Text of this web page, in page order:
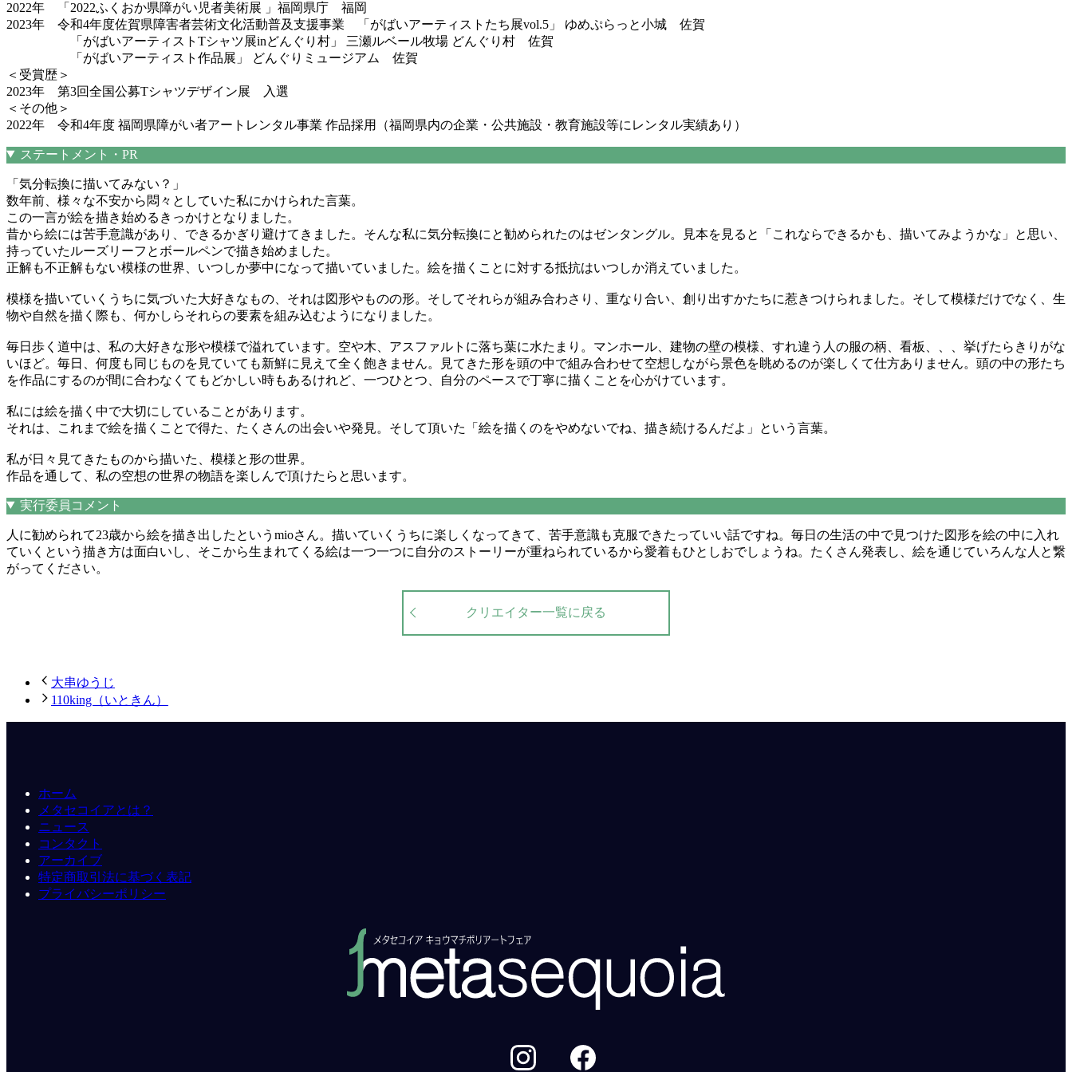
2022年 「2022ふくおか県障がい児者美術展 」福岡県庁 福岡
2023年 令和4年度佐賀県障害者芸術文化活動普及支援事業 「がばいアーティストたち展vol.5」 ゆめぷらっと小城 佐賀
「がばいアーティストTシャツ展inどんぐり村」 三瀬ルベール牧場 どんぐり村 佐賀
「がばいアーティスト作品展」 どんぐりミュージアム 佐賀
＜受賞歴＞
2023年 第3回全国公募Tシャツデザイン展 入選
＜その他＞
2022年 令和4年度 福岡県障がい者アートレンタル事業 作品採用（福岡県内の企業・公共施設・教育施設等にレンタル実績あり）
ステートメント・PR
「気分転換に描いてみない？」
数年前、様々な不安から悶々としていた私にかけられた言葉。
この一言が絵を描き始めるきっかけとなりました。
昔から絵には苦手意識があり、できるかぎり避けてきました。そんな私に気分転換にと勧められたのはゼンタングル。見本を見ると「これならできるかも、描いてみようかな」と思い、
持っていたルーズリーフとボールペンで描き始めました。
正解も不正解もない模様の世界、いつしか夢中になって描いていました。絵を描くことに対する抵抗はいつしか消えていました。
模様を描いていくうちに気づいた大好きなもの、それは図形やものの形。そしてそれらが組み合わさり、重なり合い、創り出すかたちに惹きつけられました。そして模様だけでなく、生
物や自然を描く際も、何かしらそれらの要素を組み込むようになりました。
毎日歩く道中は、私の大好きな形や模様で溢れています。空や木、アスファルトに落ち葉に水たまり。マンホール、建物の壁の模様、すれ違う人の服の柄、看板、、、挙げたらきりがな
いほど。毎日、何度も同じものを見ていても新鮮に見えて全く飽きません。見てきた形を頭の中で組み合わせて空想しながら景色を眺めるのが楽しくて仕方ありません。頭の中の形たち
を作品にするのが間に合わなくてもどかしい時もあるけれど、一つひとつ、自分のペースで丁寧に描くことを心がけています。
私には絵を描く中で大切にしていることがあります。
それは、これまで絵を描くことで得た、たくさんの出会いや発見。そして頂いた「絵を描くのをやめないでね、描き続けるんだよ」という言葉。
私が日々見てきたものから描いた、模様と形の世界。
作品を通して、私の空想の世界の物語を楽しんで頂けたらと思います。
実行委員コメント
人に勧められて23歳から絵を描き出したというmioさん。描いていくうちに楽しくなってきて、苦手意識も克服できたっていい話ですね。毎日の生活の中で見つけた図形を絵の中に入れ
ていくという描き方は面白いし、そこから生まれてくる絵は一つ一つに自分のストーリーが重ねられているから愛着もひとしおでしょうね。たくさん発表し、絵を通じていろんな人と繋
がってください。
クリエイター一覧に戻る
大串ゆうじ
110king（いときん）
ホーム
メタセコイアとは？
ニュース
コンタクト
アーカイブ
特定商取引法に基づく表記
プライバシーポリシー